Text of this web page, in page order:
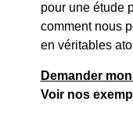
pour une étude
comment nous
en véritables
Demander
Voir nos